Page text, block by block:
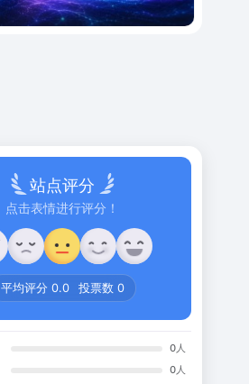
站点评分
点击表情进行评分！
平均评分 0.0投票数 0
0人
0人